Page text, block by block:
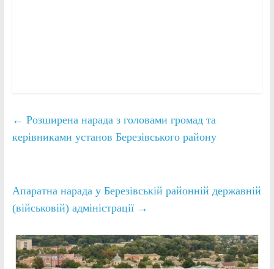
← Розширена нарада з головами громад та
керівниками установ Березівського району
Апаратна нарада у Березівській районній державній
(військовій) адміністрації →